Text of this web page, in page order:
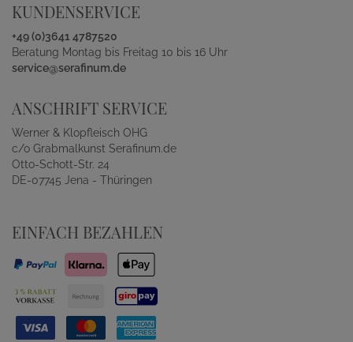
KUNDENSERVICE
+49 (0)3641 4787520
Beratung Montag bis Freitag 10 bis 16 Uhr
service@serafinum.de
ANSCHRIFT SERVICE
Werner & Klopfleisch OHG
c/o Grabmalkunst Serafinum.de
Otto-Schott-Str. 24
DE-07745 Jena - Thüringen
EINFACH BEZAHLEN